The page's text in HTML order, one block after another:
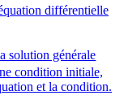
différentielle
solution générale
condition initiale,
et la condition.